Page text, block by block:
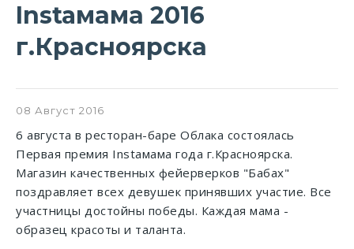
Instaмама 2016
г.Красноярска
08 Август 2016
6 августа в ресторан-баре Облака состоялась
Первая премия Instaмама года г.Красноярска.
Магазин качественных фейерверков "Бабах"
поздравляет всех девушек принявших участие. Все
участницы достойны победы. Каждая мама -
образец красоты и таланта.